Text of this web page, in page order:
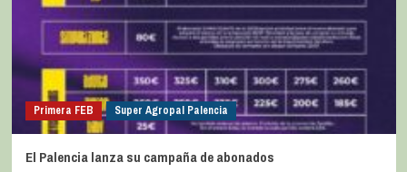
Primera FEB Super Agropal Palencia
El Palencia lanza su campaña de abonados